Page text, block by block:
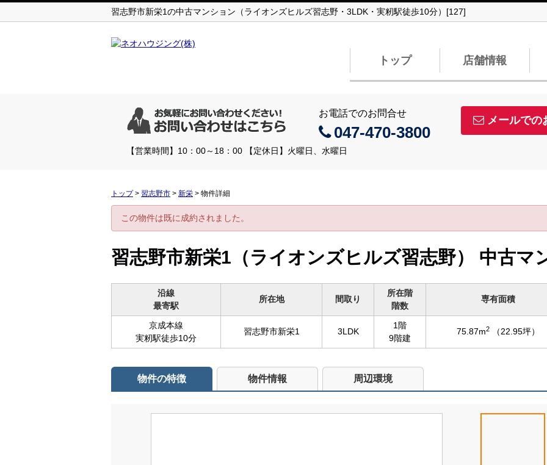
習志野市新栄1の中古マンション（ライオンズヒルズ習志野・3LDK・実籾駅徒歩10分）[127]
トップ 店舗情報
お電話でのお問合せ
047-470-3800
メールでの
【営業時間】10：00～18：00 【定休日】火曜日、水曜日
トップ> 習志野市 > 新栄 > 物件詳細
この物件は既に成約されました。
習志野市新栄1（ライオンズヒルズ習志野） 中古マ
沿線
最寄駅
所在地 間取り
所在階
階数
専有面積
京成本線
実籾駅徒歩10分
習志野市新栄1 3LDK
1階
9階建
75.87m2 （22.95坪）
物件の特徴 物件情報 周辺環境